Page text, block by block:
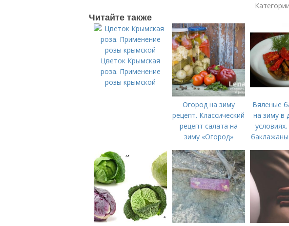
Читайте также
Цветок Крымская
роза. Применение
розы крымской
Огород на зиму
рецепт. Классический
рецепт салата на
зиму «Огород»
Вяленые
на зиму в
баклажаны
зиму с
домашних